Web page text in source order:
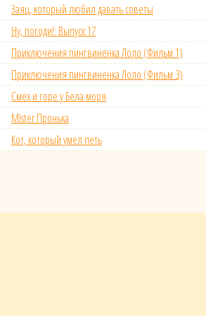
Заяц, который любил давать советы
Ну, погоди!: Выпуск 17
Приключения пингвиненка Лоло (Фильм 1)
Приключения пингвиненка Лоло (Фильм 3)
Смех и горе у Бела моря
Mister Пронька
Кот, который умел петь